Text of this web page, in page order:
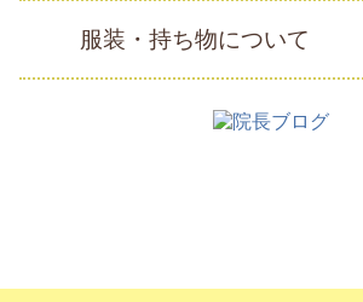
服装・持ち物について